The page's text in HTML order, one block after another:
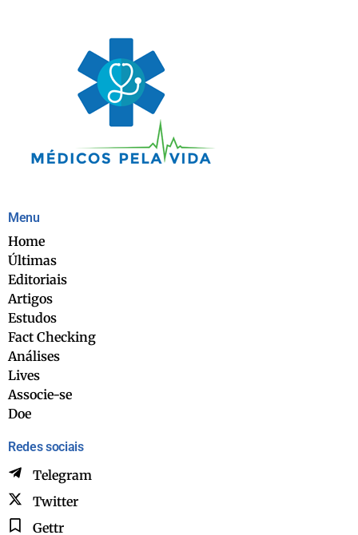
Menu
Home
Últimas
Editoriais
Artigos
Estudos
Fact Checking
Análises
Lives
Associe-se
Doe
Redes sociais
Telegram
Twitter
Gettr